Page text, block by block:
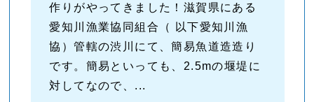
作りがやってきました！滋賀県にある
愛知川漁業協同組合（ 以下愛知川漁
協）管轄の渋川にて、簡易魚道造造り
です。簡易といっても、2.5mの堰堤に
対してなので、...